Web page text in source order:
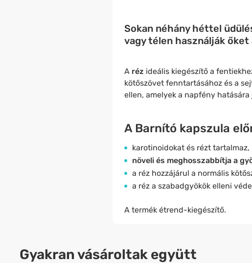
Sokan néhány héttel
vagy télen használják
A réz ideális kiegészítő a
kötőszövet fenntartásához és a
ellen, amelyek a napfény hatására
A Barnító kapszula
karotinoidokat és rézt tartalmaz,
növeli és meghosszabbítja a
a réz hozzájárul a normális
a réz a szabadgyökök elleni
A termék étrend-kiegészítő.
Gyakran vásároltak együtt